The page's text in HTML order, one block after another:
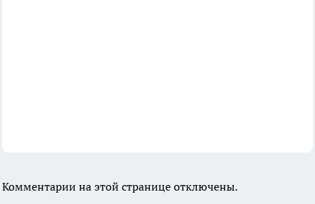
Комментарии на этой странице отключены.